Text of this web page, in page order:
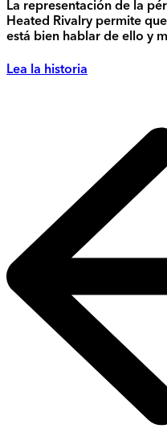
La representación de la
Heated Rivalry permite
está bien hablar de ello y
Lea la historia